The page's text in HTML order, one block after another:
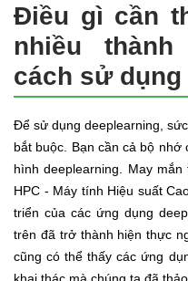
Điều gì cần
nhiều
cách sử dụng
Để sử dụng deeplearning,
bắt buộc. Bạn cần cả bộ nhớ
hình deeplearning. May
HPC - Máy tính Hiệu suất
triển của các ứng dụng
trên đã trở thành hiện thực
cũng có thể thấy các ứng
khai thác mà chúng ta đã